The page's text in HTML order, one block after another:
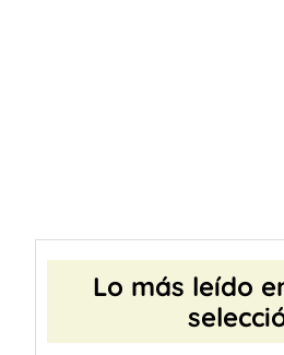
Lo más leído